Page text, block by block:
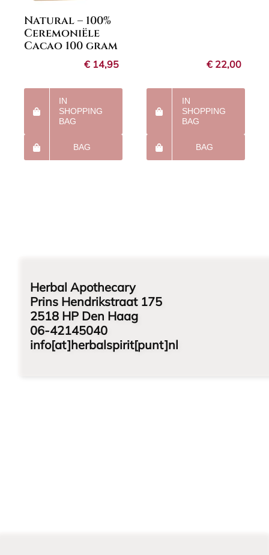
Natural – 100%
Ceremoniële
Cacao 100 gram
€ 14,95
IN
SHOPPING
BAG
BAG
€ 22,00
IN
SHOPPING
BAG
BAG
Herbal Apothecary
Prins Hendrikstraat 175
2518 HP Den Haag
06-42145040
info[at]herbalspirit[punt]nl